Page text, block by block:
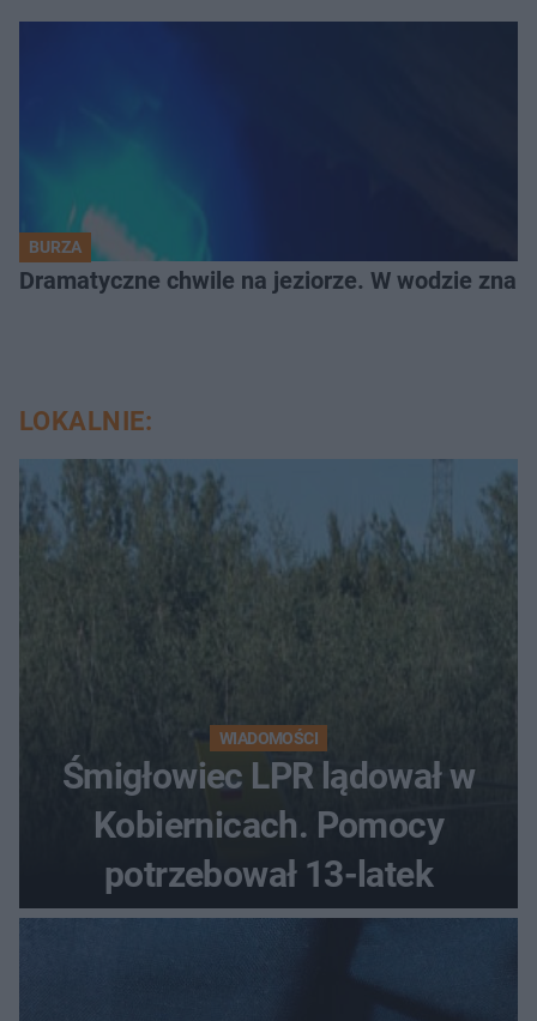
BURZA
Dramatyczne chwile na jeziorze. W wodzie
LOKALNIE:
WIADOMOŚCI
Śmigłowiec LPR lądował w
Kobiernicach. Pomocy
potrzebował 13-latek